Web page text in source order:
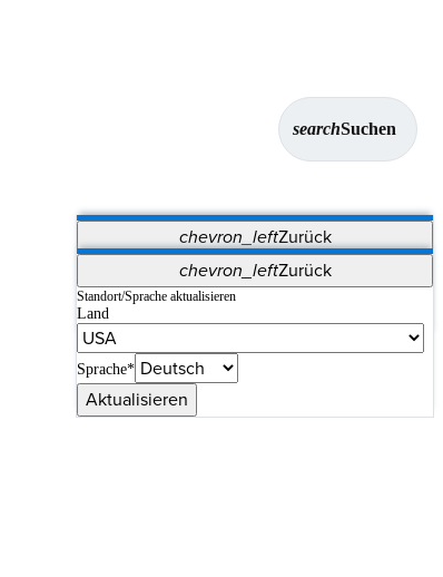
searchSuchen
chevron_leftZurück
Vet Systems OrthoPedia Patient
Supplier Portal
Synergy-Bildgebung und -Resektion
chevron_leftZurück
Standort/Sprache aktualisieren
Land
Sprache*
Aktualisieren